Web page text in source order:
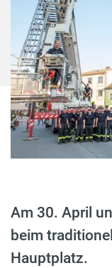
Am 30. April
beim
Hauptplatz.